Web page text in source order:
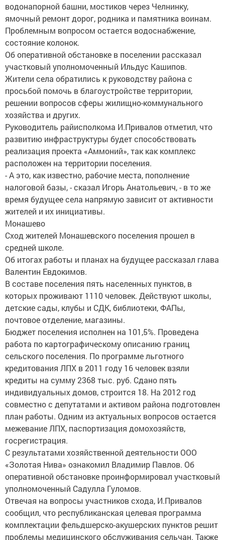
водонапорной башни, мостиков через Челнинку,
ямочный ремонт дорог, родника и памятника воинам.
Проблемным вопросом остается водоснабжение,
состояние колонок.
Об оперативной обстановке в поселении рассказал
участковый уполномоченный Ильдус Кашипов.
Жители села обратились к руководству района с
просьбой помочь в благоустройстве территории,
решении вопросов сферы жилищно-коммунального
хозяйства и других.
Руководитель райисполкома И.Привалов отметил, что
развитию инфраструктуры будет способствовать
реализация проекта «Аммоний», так как комплекс
расположен на территории поселения.
- А это, как известно, рабочие места, пополнение
налоговой базы, - сказал Игорь Анатольевич, - в то же
время будущее села напрямую зависит от активности
жителей и их инициативы.
Монашево
Сход жителей Монашевского поселения прошел в
средней школе.
Об итогах работы и планах на будущее рассказал глава
Валентин Евдокимов.
В составе поселения пять населенных пунктов, в
которых проживают 1110 человек. Действуют школы,
детские сады, клубы и СДК, библиотеки, ФАПы,
почтовое отделение, магазины.
Бюджет поселения исполнен на 101,5%. Проведена
работа по картографическому описанию границ
сельского поселения. По программе льготного
кредитования ЛПХ в 2011 году 16 человек взяли
кредиты на сумму 2368 тыс. руб. Сдано пять
индивидуальных домов, строится 18. На 2012 год
совместно с депутатами и активом района подготовлен
план работы. Одним из актуальных вопросов остается
межевание ЛПХ, паспортизация домохозяйств,
госрегистрация.
С результатами хозяйственной деятельности ООО
«Золотая Нива» ознакомил Владимир Павлов. Об
оперативной обстановке проинформировал участковый
уполномоченный Садулла Гуломов.
Отвечая на вопросы участников схода, И.Привалов
сообщил, что республиканская целевая программа
комплектации фельдшерско-акушерских пунктов решит
проблемы медицинского обслуживания сельчан. Также